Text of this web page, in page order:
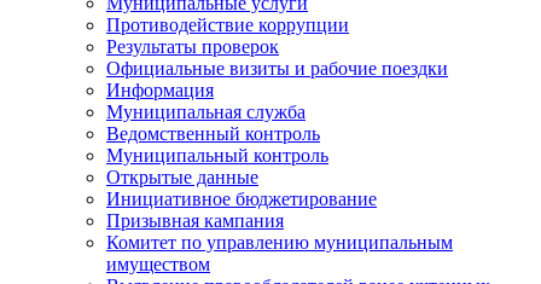
Противодействие коррупции
Результаты проверок
Официальные визиты и рабочие поездки
Информация
Муниципальная служба
Ведомственный контроль
Муниципальный контроль
Открытые данные
Инициативное бюджетирование
Призывная кампания
Комитет по управлению муниципальным
имуществом